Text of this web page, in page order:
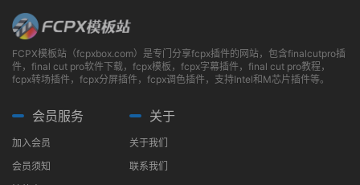
FCPX模板站（fcpxbox.com）是专门分享fcpx插件的网站，包含finalcutpro插
件，final cut pro软件下载，fcpx模板，fcpx字幕插件，final cut pro教程，
fcpx转场插件，fcpx分屏插件，fcpx调色插件，支持Intel和M芯片插件等。
会员服务
加入会员
会员须知
关于
关于我们
联系我们